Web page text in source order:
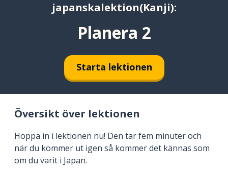
japanskalektion(Kanji):
Planera 2
Starta lektionen
Översikt över lektionen
Hoppa in i lektionen nu! Den tar fem minuter och
när du kommer ut igen så kommer det kännas som
om du varit i Japan.